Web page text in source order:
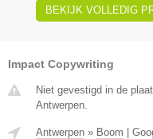
BEKIJK VOLLEDIG
Impact Copywriting
Niet gevestigd in de
Antwerpen.
Antwerpen » Boom |